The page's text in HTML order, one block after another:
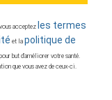
acceptez les termes
et la politique de
but d’améliorer votre santé.
que vous avez de ceux-ci.